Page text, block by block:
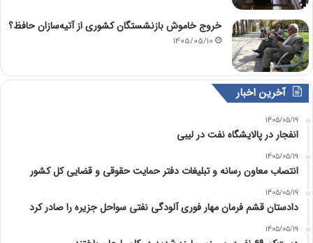
خروج خاموش بازنشستگان کشوری از آتیه‌سازان حافظ؟
1405/05/10
آخرین اخبار
1405/05/19
انفجار در پالایشگاه نفت در لیبی
1405/05/19
انتصاب معاون رسانه و تبلیغات دفتر حمایت حقوقی و قضایی کل کشور
1405/05/19
دادستان قشم فرمان مهار فوری آلودگی نفتی سواحل جزیره را صادر کرد
1405/05/19